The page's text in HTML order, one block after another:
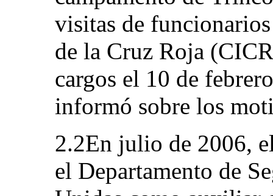
visitas de
de la Cruz Roja
cargos el 10 de
informó sobre los
2.2En julio de 2006,
el Departamento de